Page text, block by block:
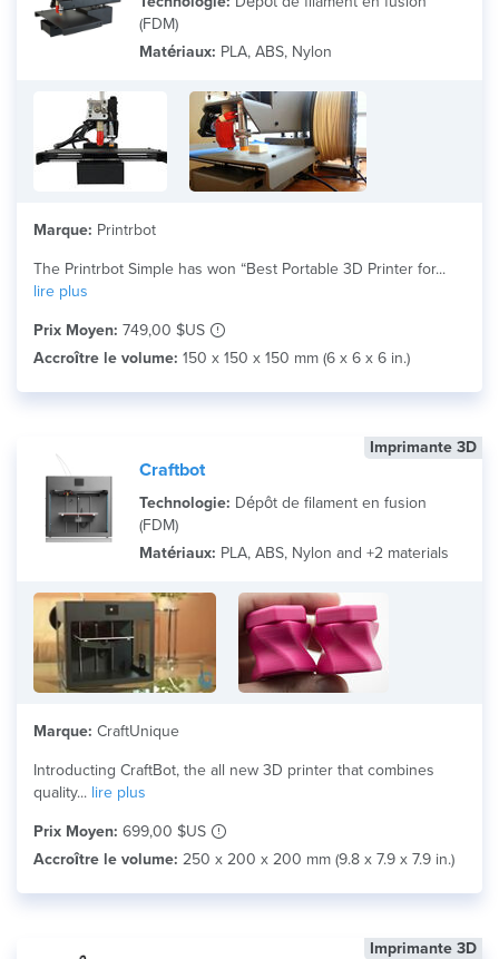
(FDM)
Matériaux: PLA, ABS, Nylon
Marque: Printrbot
The Printrbot Simple has won “Best Portable 3D Printer for...
lire plus
Prix Moyen: 749,00 $US
Accroître le volume: 150 x 150 x 150 mm (6 x 6 x 6 in.)
Imprimante 3D
Craftbot
Technologie: Dépôt de filament en fusion
(FDM)
Matériaux: PLA, ABS, Nylon and +2 materials
Marque: CraftUnique
Introducting CraftBot, the all new 3D printer that combines
quality... lire plus
Prix Moyen: 699,00 $US
Accroître le volume: 250 x 200 x 200 mm (9.8 x 7.9 x 7.9 in.)
Imprimante 3D